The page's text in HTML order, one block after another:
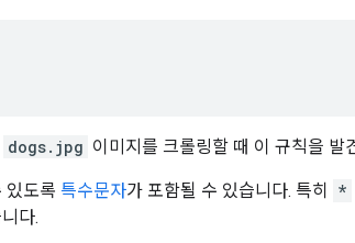
dogs.jpg 이미지를 크롤링할 때 이 규칙을 발
있도록 특수문자가 포함될 수 있습니다. 특히 *
다.